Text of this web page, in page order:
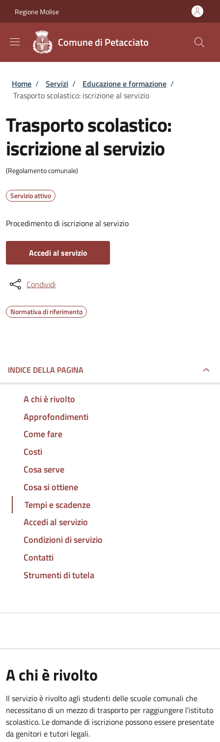
Regione Molise
Comune di Petacciato
Briciole di pane
Home / Servizi / Educazione e formazione /
Trasporto scolastico: iscrizione al servizio
Trasporto scolastico:
iscrizione al servizio
(Regolamento comunale)
Servizio attivo
Procedimento di iscrizione al servizio
Accedi al servizio
Condividi
Normativa di riferimento
INDICE DELLA PAGINA
A chi è rivolto
Approfondimenti
Come fare
Costi
Cosa serve
Cosa si ottiene
Tempi e scadenze
Accedi al servizio
Condizioni di servizio
Contatti
Strumenti di tutela
A chi è rivolto
Il servizio è rivolto agli studenti delle scuole comunali che
necessitano di un mezzo di trasporto per raggiungere l'istituto
scolastico. Le domande di iscrizione possono essere presentate
da genitori e tutori legali.